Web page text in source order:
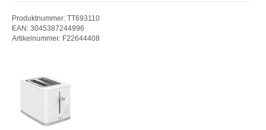
Produktnummer: TT693110
EAN: 3045387244996
Artikelnummer: F22644408